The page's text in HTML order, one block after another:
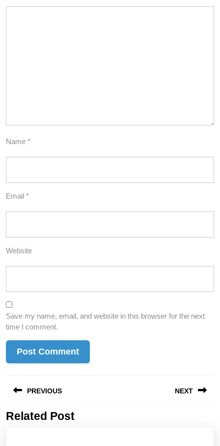
Name *
Email *
Website
Save my name, email, and website in this browser for the next
time I comment.
navigation
PREVIOUS
Previous
NEXT
Related Post